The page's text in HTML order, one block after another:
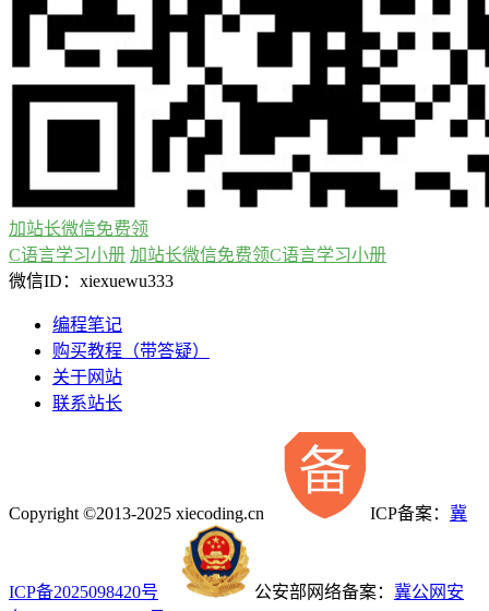
加站长微信免费领
C语言学习小册 加站长微信免费领C语言学习小册
微信ID：xiexuewu333
编程笔记
购买教程（带答疑）
关于网站
联系站长
Copyright ©2013-2025 xiecoding.cn ICP备案： 冀
ICP备2025098420号 公安部网络备案： 冀公网安